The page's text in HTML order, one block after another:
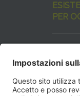
PER
ma
e di